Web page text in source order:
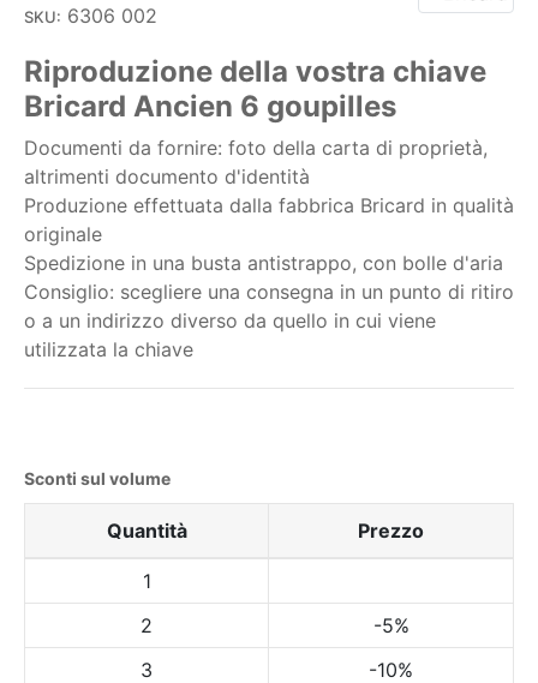
SKU: 6306 002
Riproduzione della vostra chiave
Bricard Ancien 6 goupilles
Documenti da fornire: foto della carta di proprietà,
altrimenti documento d'identità
Produzione effettuata dalla fabbrica Bricard in qualità
originale
Spedizione in una busta antistrappo, con bolle d'aria
Consiglio: scegliere una consegna in un punto di ritiro
o a un indirizzo diverso da quello in cui viene
utilizzata la chiave
Sconti sul volume
Quantità Prezzo
1
2
-5%
3
-10%